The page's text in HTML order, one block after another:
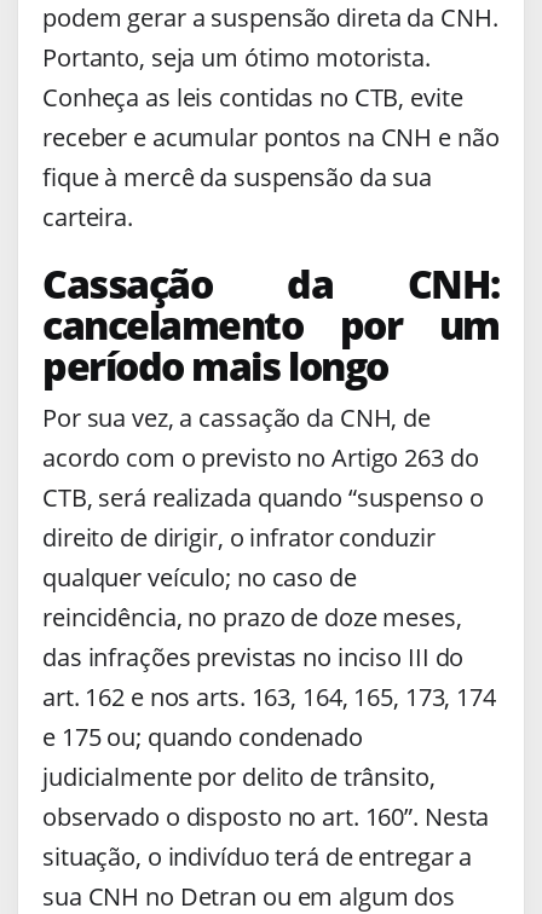
podem gerar a suspensão direta da CNH.
Portanto, seja um ótimo motorista.
Conheça as leis contidas no CTB, evite
receber e acumular pontos na CNH e não
fique à mercê da suspensão da sua
carteira.
Cassação da CNH:
cancelamento por um
período mais longo
Por sua vez, a cassação da CNH, de
acordo com o previsto no Artigo 263 do
CTB, será realizada quando “suspenso o
direito de dirigir, o infrator conduzir
qualquer veículo; no caso de
reincidência, no prazo de doze meses,
das infrações previstas no inciso III do
art. 162 e nos arts. 163, 164, 165, 173, 174
e 175 ou; quando condenado
judicialmente por delito de trânsito,
observado o disposto no art. 160”. Nesta
situação, o indivíduo terá de entregar a
sua CNH no Detran ou em algum dos